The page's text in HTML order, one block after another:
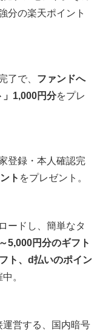
分の楽天ポイント
了で、 ファンドへ
」1,000円分をプレ
登録・本人確認完
ト をプレゼント。
ードし、簡単なタ
5,000円分のギフト
ト、d払いのポイン
。
営する、国内暗号